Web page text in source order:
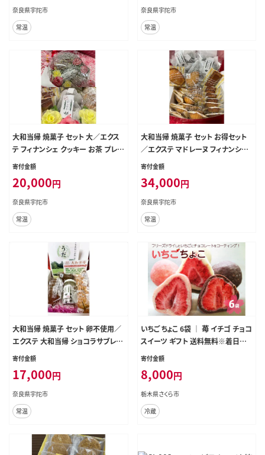
奈良県宇陀市
常温
奈良県宇陀市
常温
大和当帰 焼菓子 セット 大／エクス
テ フィナンシェ クッキー お茶 プレ
ゼント お土産 お取り寄せ 奈良県 宇
寄付金額
20,000円
奈良県宇陀市
常温
大和当帰 焼菓子 セット お得セット
／エクステ マドレーヌ フィナンシェ
クッキー お茶 プレゼント お土産 お
寄付金額
34,000円
奈良県宇陀市
常温
大和当帰 焼菓子 セット 卵不使用／
エクステ 大和当帰 ショコラサブレ リ
ーフパイ お取り寄せ 奈良県 宇陀市
寄付金額
17,000円
奈良県宇陀市
常温
いちご ちょこ 6袋 ｜ 苺 イチゴ チョコ
スイーツ ギフト 送料無料※着日指
定不可
寄付金額
8,000円
栃木県さくら市
冷蔵